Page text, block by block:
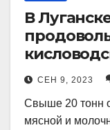
В
СЕН 9, 2023
Свыше 20 тонн
мясной и